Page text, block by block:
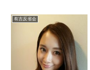
有吉反省会